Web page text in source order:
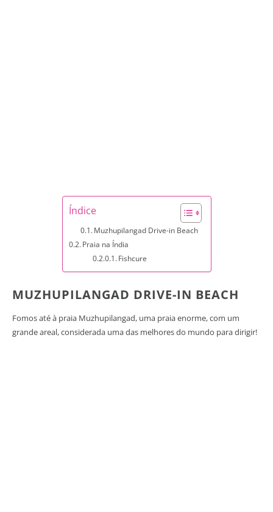
Índice
Muzhupilangad Drive-in Beach
Praia na Índia
Fishcure
MUZHUPILANGAD DRIVE-IN BEACH
Fomos até à praia Muzhupilangad, uma praia enorme, com um
grande areal, considerada uma das melhores do mundo para dirigir!